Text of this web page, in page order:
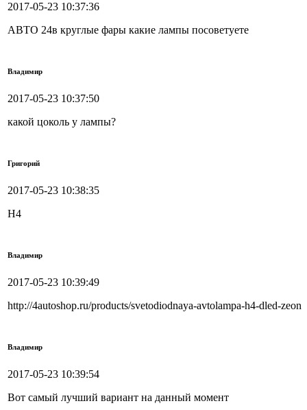
2017-05-23 10:37:36
АВТО 24в круглые фары какие лампы посоветуете
Владимир
2017-05-23 10:37:50
какой цоколь у лампы?
Григорий
2017-05-23 10:38:35
H4
Владимир
2017-05-23 10:39:49
http://4autoshop.ru/products/svetodiodnaya-avtolampa-h4-dled-zeon
Владимир
2017-05-23 10:39:54
Вот самый лучший вариант на данный момент